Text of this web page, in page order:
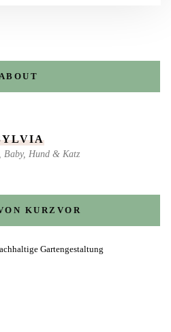
ABOUT
Baby, Hund & Katz
KURZVOR
Gartengestaltung